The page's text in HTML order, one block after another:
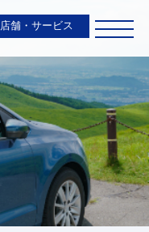
店舗・サービス